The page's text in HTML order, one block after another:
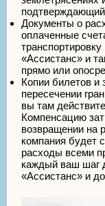
Документы о
оплаченные
«Ассистанс» и
прямо или
Копии билетов и
пересечении
вы там
Компенсацию
возвращении на
компания будет
расходы всеми
каждый ваш шаг
«Ассистанс» и